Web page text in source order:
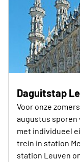
Daguitstap
Voor onze
augustus sporen
met individueel
trein in station
station Leuven